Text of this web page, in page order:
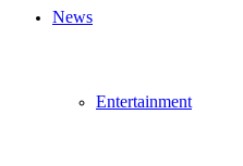
News
Entertainment